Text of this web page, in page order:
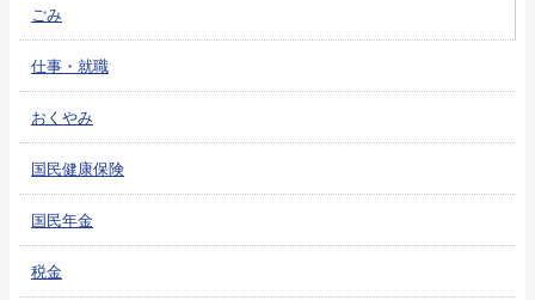
ごみ
仕事・就職
おくやみ
国民健康保険
国民年金
税金